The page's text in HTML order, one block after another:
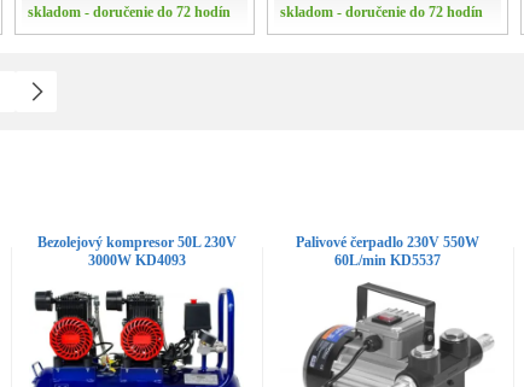
skladom - doručenie do 72 hodín skladom - doručenie do 72 hodín
Bezolejový kompresor 50L 230V
3000W KD4093
Palivové čerpadlo 230V 550W
60L/min KD5537